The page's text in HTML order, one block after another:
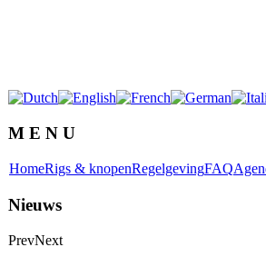
M E N U
HomeRigs & knopenRegelgevingFAQ
Nieuws
PrevNext